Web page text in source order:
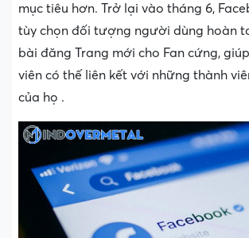
mục tiêu hơn. Trở lại vào tháng 6,
tùy chọn đối tượng người dùng hoàn
bài đăng Trang mới cho Fan cứng,
viên có thế liên kết với những thành
của họ .